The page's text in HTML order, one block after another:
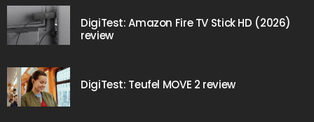
DigiTest: Amazon Fire TV Stick HD (2026)
review
DigiTest: Teufel MOVE 2 review